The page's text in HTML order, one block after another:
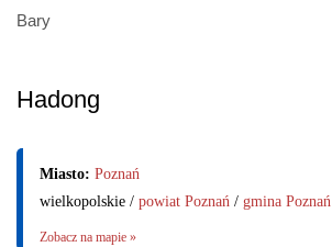
Bary
Hadong
Miasto: Poznań
wielkopolskie / powiat Poznań / gmina Poznań
Zobacz na mapie »